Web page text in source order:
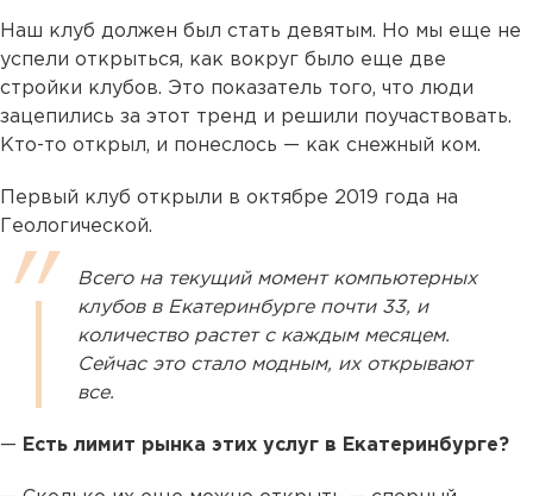
Наш клуб должен был стать девятым. Но мы еще не
успели открыться, как вокруг было еще две
стройки клубов. Это показатель того, что люди
зацепились за этот тренд и решили поучаствовать.
Кто-то открыл, и понеслось — как снежный ком.
Первый клуб открыли в октябре 2019 года на
Геологической.
Всего на текущий момент компьютерных
клубов в Екатеринбурге почти 33, и
количество растет с каждым месяцем.
Сейчас это стало модным, их открывают
все.
— Есть лимит рынка этих услуг в Екатеринбурге?